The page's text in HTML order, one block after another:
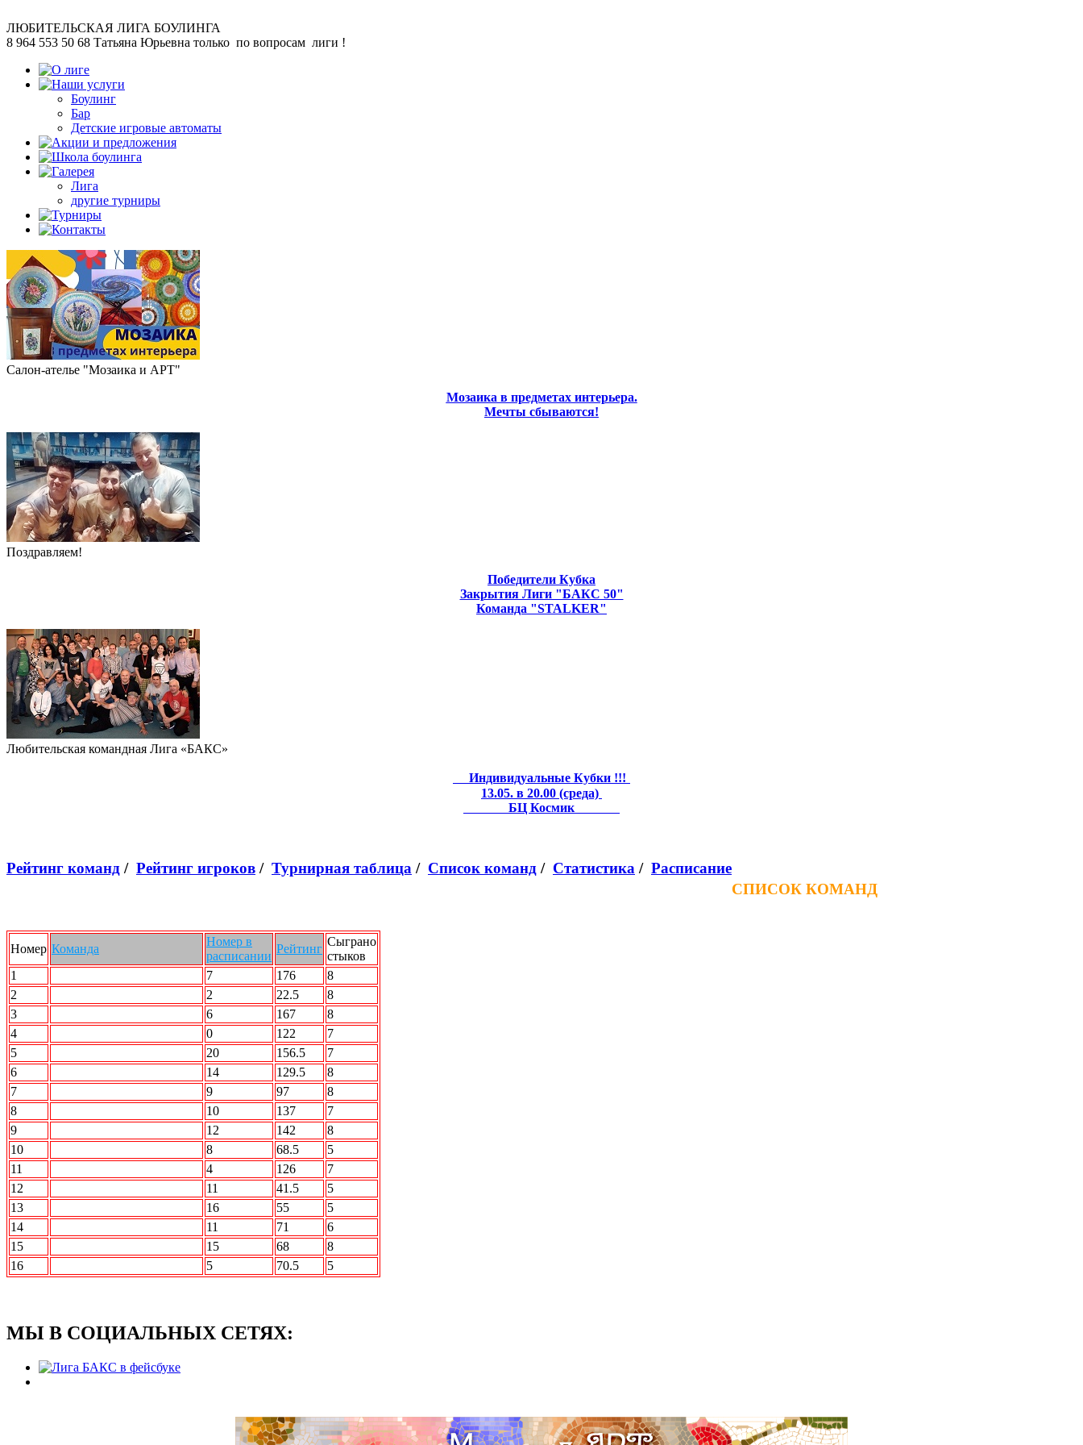
ЛЮБИТЕЛЬСКАЯ ЛИГА БОУЛИНГА
8 964 553 50 68 Татьяна Юрьевна только по вопросам лиги !
Боулинг
Бар
Детские игровые автоматы
Лига
другие турниры
Салон-ателье "Мозаика и АРТ"
Мозаика в предметах интерьера.
Мечты сбываются!
Поздравляем!
Победители Кубка
Закрытия Лиги "БАКС 50"
Команда "STALKER"
Любительская командная Лига «БАКС»
Индивидуальные Кубки !!!
13.05. в 20.00 (среда)
БЦ Космик
Рейтинг команд / Рейтинг игроков / Турнирная таблица / Список команд / Статистика / Расписание
СПИСОК КОМАНД
Номер Команда
Номер в
расписании
Рейтинг
Сыграно
стыков
1
7 176
8
2
2 22.5
8
3
6 167
8
4
0 122
7
5
20 156.5
7
6
14 129.5
8
7
9 97
8
8
10 137
7
9
12 142
8
10
8 68.5
5
11
4 126
7
12
11 41.5
5
13
16 55
5
14
11 71
6
15
15 68
8
16
5 70.5 5
МЫ В СОЦИАЛЬНЫХ СЕТЯХ: